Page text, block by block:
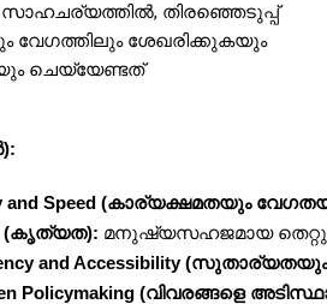
തിരഞ്ഞെടുപ്പ്
വേഗത്തിലും ശേഖരിക്കുകയും
ചെയ്യേണ്ടത്
and Speed (കാര്യക്ഷമതയും
(കൃത്യത): മനുഷ്യസഹജമായ
and Accessibility
Policymaking (വിവരങ്ങളെ